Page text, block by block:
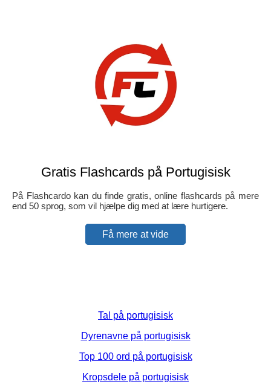
Gratis Flashcards på Portugisisk
På Flashcardo kan du finde gratis, online flashcards på mere
end 50 sprog, som vil hjælpe dig med at lære hurtigere.
Få mere at vide
Tal på portugisisk
Dyrenavne på portugisisk
Top 100 ord på portugisisk
Kropsdele på portugisisk